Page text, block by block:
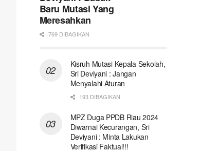
Baru Mutasi Yang
Meresahkan
769 DIBAGIKAN
Kisruh Mutasi Kepala Sekolah,
Sri Deviyani : Jangan
Menyalahi Aturan
193 DIBAGIKAN
MPZ Duga PPDB Riau 2024
Diwarnai Kecurangan, Sri
Deviyani : Minta Lakukan
Verifikasi Faktual!!!